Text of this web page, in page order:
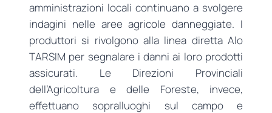
amministrazioni locali continuano a svolgere
indagini nelle aree agricole danneggiate. I
produttori si rivolgono alla linea diretta Alo
TARSIM per segnalare i danni ai loro prodotti
assicurati. Le Direzioni Provinciali
dell’Agricoltura e delle Foreste, invece,
effettuano sopralluoghi sul campo e